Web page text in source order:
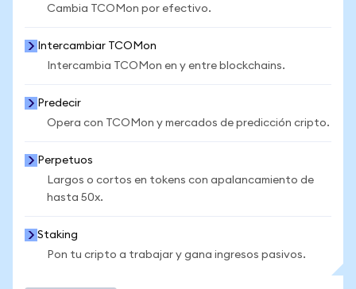
Cambia TCOMon por efectivo.
Intercambiar TCOMon
Intercambia TCOMon en y entre blockchains.
Predecir
Opera con TCOMon y mercados de predicción cripto.
Perpetuos
Largos o cortos en tokens con apalancamiento de
hasta 50x.
Staking
Pon tu cripto a trabajar y gana ingresos pasivos.